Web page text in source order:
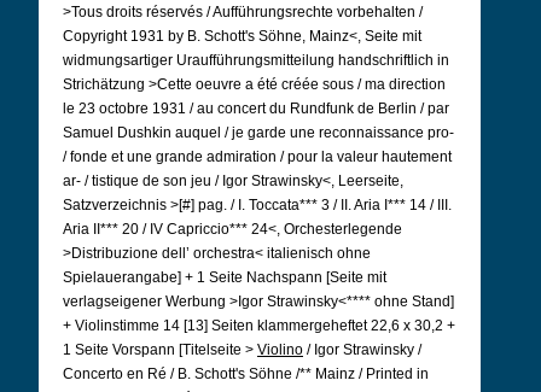
>Tous droits réservés / Aufführungsrechte vorbehalten /
Copyright 1931 by B. Schott's Söhne, Mainz<, Seite mit
widmungsartiger Uraufführungsmitteilung handschriftlich in
Strichätzung >Cette oeuvre a été créée sous / ma direction
le 23 octobre 1931 / au concert du Rundfunk de Berlin / par
Samuel Dushkin auquel / je garde une reconnaissance pro-
/ fonde et une grande admiration / pour la valeur hautement
ar- / tistique de son jeu / Igor Strawinsky<, Leerseite,
Satzverzeichnis >[#] pag. / I. Toccata*** 3 / II.Aria I*** 14 / III.
Aria II*** 20 / IV Capriccio*** 24<, Orchesterlegende
>Distribuzione dell’ orchestra< italienisch ohne
Spielauerangabe] + 1 Seite Nachspann [Seite mit
verlagseigener Werbung >Igor Strawinsky<**** ohne Stand]
+ Violinstimme 14 [13] Seiten klammergeheftet 22,6 x 30,2 +
1 Seite Vorspann [Titelseite > Violino / Igor Strawinsky /
Concerto en Ré / B. Schott's Söhne /** Mainz / Printed in